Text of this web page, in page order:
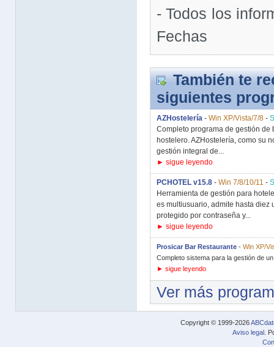
- Todos los
Fechas
También te
siguientes
AZHostelería - Win XP/Vista/7/8 -
Completo programa de gestión de
hostelero. AZHostelería, como su
gestión integral de...
► sigue leyendo
PCHOTEL v15.8 - Win 7/8/10/11 -
Herramienta de gestión para
es multiusuario, admite hasta diez
protegido por contraseña y...
► sigue leyendo
Prosicar Bar Restaurante - Win XP/
Completo sistema para la gestión de
► sigue leyendo
Ver más
Copyright © 1999-2026
Aviso legal .